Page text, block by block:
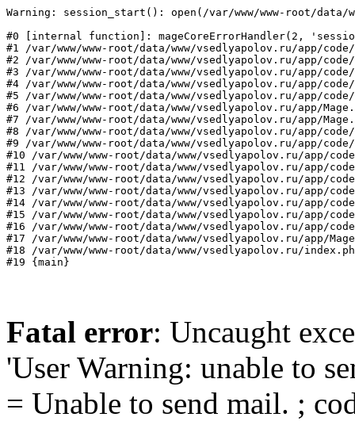
Warning: session_start(): open(/var/www/www-root/
#0 [internal function]: mageCoreErrorHandler(2,
#1 /var/www/www-root/data/www/vsedlyapolov.ru/app/
#2 /var/www/www-root/data/www/vsedlyapolov.ru/app/
#3 /var/www/www-root/data/www/vsedlyapolov.ru/app/
#4 /var/www/www-root/data/www/vsedlyapolov.ru/app/
#5 /var/www/www-root/data/www/vsedlyapolov.ru/app/
#6 /var/www/www-root/data/www/vsedlyapolov.ru/app/
#7 /var/www/www-root/data/www/vsedlyapolov.ru/app/
#8 /var/www/www-root/data/www/vsedlyapolov.ru/app/
#9 /var/www/www-root/data/www/vsedlyapolov.ru/app/
#10 /var/www/www-root/data/www/vsedlyapolov.ru/app/
#11 /var/www/www-root/data/www/vsedlyapolov.ru/app/
#12 /var/www/www-root/data/www/vsedlyapolov.ru/app/
#13 /var/www/www-root/data/www/vsedlyapolov.ru/app/
#14 /var/www/www-root/data/www/vsedlyapolov.ru/app/
#15 /var/www/www-root/data/www/vsedlyapolov.ru/app/
#16 /var/www/www-root/data/www/vsedlyapolov.ru/app/
#17 /var/www/www-root/data/www/vsedlyapolov.ru/app/
#18 /var/www/www-root/data/www/vsedlyapolov.ru/
#19 {main}
Fatal error: Uncaught
'User Warning: unable to
= Unable to send mail. ;